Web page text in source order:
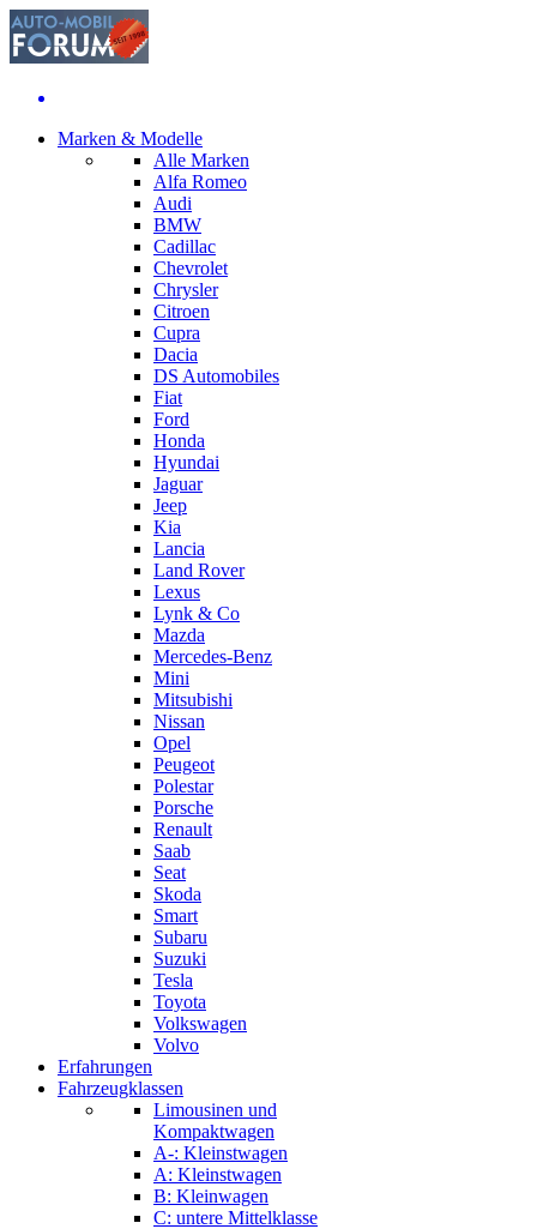
Marken & Modelle
Alle Marken
Alfa Romeo
Audi
BMW
Cadillac
Chevrolet
Chrysler
Citroen
Cupra
Dacia
DS Automobiles
Fiat
Ford
Honda
Hyundai
Jaguar
Jeep
Kia
Lancia
Land Rover
Lexus
Lynk & Co
Mazda
Mercedes-Benz
Mini
Mitsubishi
Nissan
Opel
Peugeot
Polestar
Porsche
Renault
Saab
Seat
Skoda
Smart
Subaru
Suzuki
Tesla
Toyota
Volkswagen
Volvo
Erfahrungen
Fahrzeugklassen
Limousinen und
Kompaktwagen
A-: Kleinstwagen
A: Kleinstwagen
B: Kleinwagen
C: untere Mittelklasse